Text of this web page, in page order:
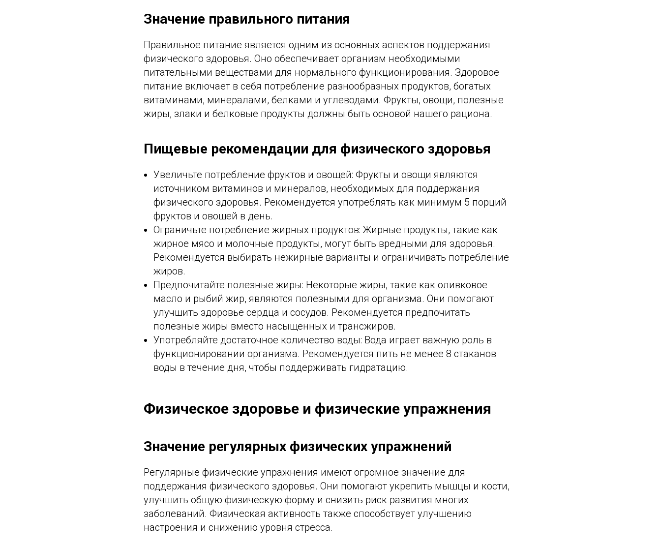
Значение правильного питания
Правильное питание является одним из основных аспектов поддержания
физического здоровья. Оно обеспечивает организм необходимыми
питательными веществами для нормального функционирования. Здоровое
питание включает в себя потребление разнообразных продуктов, богатых
витаминами, минералами, белками и углеводами. Фрукты, овощи, полезные
жиры, злаки и белковые продукты должны быть основой нашего рациона.
Пищевые рекомендации для физического здоровья
Увеличьте потребление фруктов и овощей: Фрукты и овощи являются
источником витаминов и минералов, необходимых для поддержания
физического здоровья. Рекомендуется употреблять как минимум 5 порций
фруктов и овощей в день.
Ограничьте потребление жирных продуктов: Жирные продукты, такие как
жирное мясо и молочные продукты, могут быть вредными для здоровья.
Рекомендуется выбирать нежирные варианты и ограничивать потребление
жиров.
Предпочитайте полезные жиры: Некоторые жиры, такие как оливковое
масло и рыбий жир, являются полезными для организма. Они помогают
улучшить здоровье сердца и сосудов. Рекомендуется предпочитать
полезные жиры вместо насыщенных и трансжиров.
Употребляйте достаточное количество воды: Вода играет важную роль в
функционировании организма. Рекомендуется пить не менее 8 стаканов
воды в течение дня, чтобы поддерживать гидратацию.
Физическое здоровье и физические упражнения
Значение регулярных физических упражнений
Регулярные физические упражнения имеют огромное значение для
поддержания физического здоровья. Они помогают укрепить мышцы и кости,
улучшить общую физическую форму и снизить риск развития многих
заболеваний. Физическая активность также способствует улучшению
настроения и снижению уровня стресса.